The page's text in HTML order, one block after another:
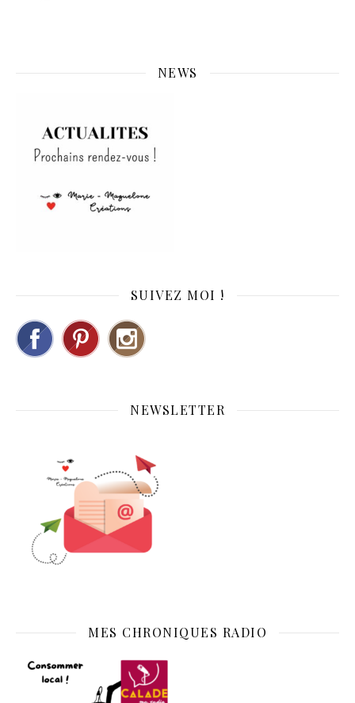
NEWS
SUIVEZ MOI !
NEWSLETTER
MES CHRONIQUES RADIO